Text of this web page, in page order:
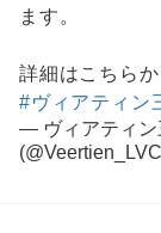
ます。
詳細はこちらか
#ヴィアティン
— ヴィアティン